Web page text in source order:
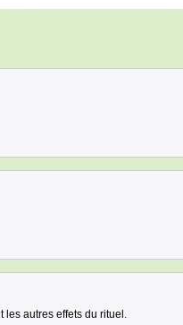
les autres effets du rituel.